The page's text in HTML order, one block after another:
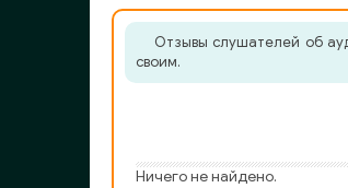
034
Отзывы слушателей об
своим.
Ничего не найдено.